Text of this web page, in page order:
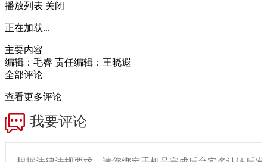
播放列表 关闭
正在加载...
主要内容
编辑：毛睿 责任编辑：王晓遐
全部评论
查看更多评论